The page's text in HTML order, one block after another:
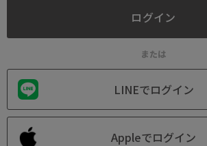
または
LINEでログイン
Appleでログイン